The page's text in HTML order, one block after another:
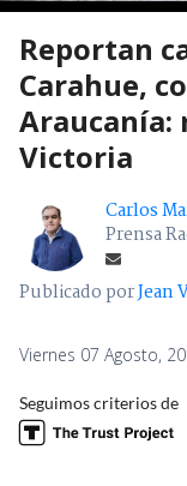
Reportan
Carahue,
Araucanía:
Victoria
Carlos
Prensa
Publicado porJean
Viernes 07 Agosto,
Seguimos criterios de